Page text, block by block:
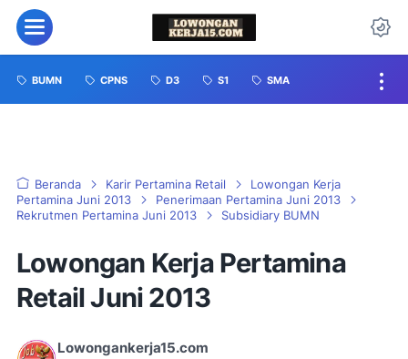
BUMN CPNS D3 S1 SMA
Beranda Karir Pertamina Retail
Lowongan Kerja
Pertamina Juni 2013
Penerimaan Pertamina Juni 2013
Rekrutmen Pertamina Juni 2013
Subsidiary BUMN
Lowongan Kerja Pertamina
Retail Juni 2013
Lowongankerja15.com